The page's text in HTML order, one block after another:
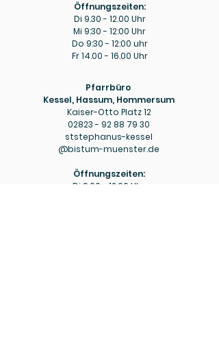
Öffnungszeiten:
Di 9.30 - 12.00 Uhr
Mi 9:30 - 12:00 Uhr
Do 9:30 - 12:00 uhr
Fr14.00 - 16.00 Uhr
Pfarrbüro
Kessel, Hassum, Hommersum
Kaiser-Otto Platz 12
02823 - 92 88 79 30
ststephanus-kessel
@bistum-muenster.de
Öffnungszeiten:
Di 9.00 - 12.00 Uhr